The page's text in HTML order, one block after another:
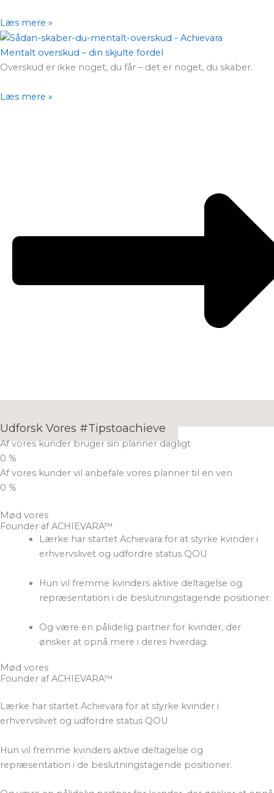
Læs mere »
Mentalt overskud – din skjulte fordel
Overskud er ikke noget, du får – det er noget, du skaber.
Læs mere »
Udforsk Vores #tipstoachieve
Af vores kunder bruger sin planner dagligt
0 %
Af vores kunder vil anbefale vores planner til en ven
0 %
Mød vores
Founder af ACHIEVARA™
Lærke har startet Achievara for at styrke kvinder i
erhvervslivet og udfordre status QOU
Hun vil fremme kvinders aktive deltagelse og
repræsentation i de beslutningstagende positioner.
Og være en pålidelig partner for kvinder, der
ønsker at opnå mere i deres hverdag.
Mød vores
Founder af ACHIEVARA™
Lærke har startet Achievara for at styrke kvinder i
erhvervslivet og udfordre status QOU
Hun vil fremme kvinders aktive deltagelse og
repræsentation i de beslutningstagende positioner.